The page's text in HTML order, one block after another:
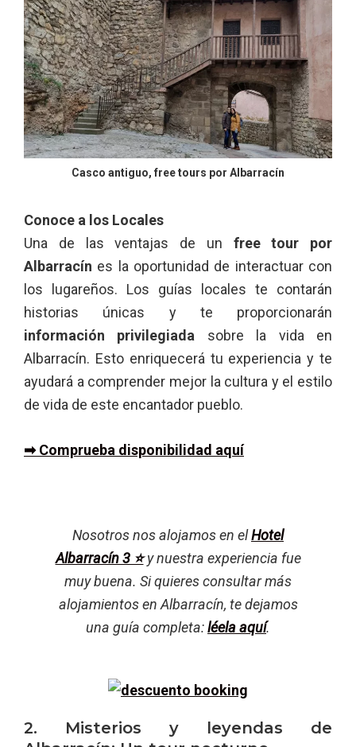
Casco antiguo, free tours por Albarracín
Conoce a los Locales
Una de las ventajas de un free tour por
Albarracín es la oportunidad de interactuar con
los lugareños. Los guías locales te contarán
historias únicas y te proporcionarán
información privilegiada sobre la vida en
Albarracín. Esto enriquecerá tu experiencia y te
ayudará a comprender mejor la cultura y el estilo
de vida de este encantador pueblo.
➡ Comprueba disponibilidad aquí
Nosotros nos alojamos en elHotel
Albarracín 3 ⭐y nuestra experiencia fue
muy buena. Si quieres consultar más
alojamientos en Albarracín, te dejamos
una guía completa:léela aquí.
2. Misterios y leyendas de